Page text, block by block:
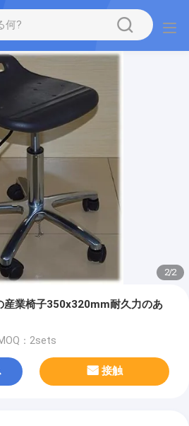
2/2
産業椅子350x320mm耐久力のあ
：2sets
接触